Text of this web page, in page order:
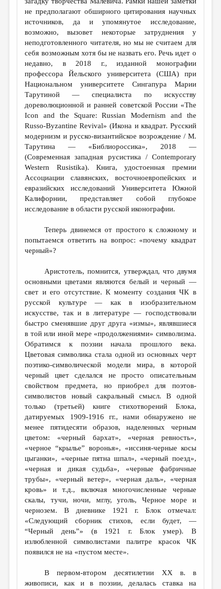
не предполагают обширного цитирования научных
источников, да и упомянутое исследование,
возможно, вызовет некоторые затруднения у
неподготовленного читателя, но мы не считаем для
себя возможным хотя бы не назвать его. Речь идет о
недавно, в 2018 г., изданной монографии
профессора Йельского университета (США) при
Национальном университете Сингапура Марии
Тарутиной — специалиста по искусству
дореволюционной и ранней советской России «The
Icon and the Square: Russian Modernism and the
Russo-Byzantine Revival» (Икона и квадрат. Русский
модернизм и русско-византийское возрождение / М.
Тарутина — «Библиороссика», 2018 —
(Современная западная русистика / Contemporary
Western Rusistika). Книга, удостоенная премии
Ассоциации славянских, восточноевропейских и
евразийских исследований Университета Южной
Калифорнии, представляет собой глубокое
исследование в области русской иконографии.
Теперь двинемся от простого к сложному и
попытаемся ответить на вопрос: «почему квадрат
черный»?
Аристотель, помнится, утверждал, что двумя
основными цветами являются белый и черный —
свет и его отсутствие. К моменту создания ЧК в
русской культуре — как в изобразительном
искусстве, так и в литературе — господствовали
быстро сменявшие друг друга «измы», являвшиеся
в той или иной мере «продолжениями» символизма.
Обратимся к поэзии начала прошлого века.
Цветовая символика стала одной из основных черт
поэтико-символической модели мира, в которой
черный цвет сделался не просто описательным
свойством предмета, но приобрел для поэтов-
символистов новый сакральный смысл. В одной
только (третьей) книге стихотворений Блока,
датируемых 1909-1916 гг., нами обнаружено не
менее пятидесяти образов, наделенных черным
цветом: «черный бархат», «черная ревность»,
«черное “крылье” воронья», «иссиня-черные косы
цыганки», «черные пятна шпал», «черный поезд»,
«черная и дикая судьба», «черные фабричные
трубы», «черный ветер», «черная даль», «черная
кровь» и т.д., включая многочисленные черные
скалы, тучи, ночи, мглу, уголь, Черное море и
чернозем. В дневнике 1921 г. Блок отмечал:
«Следующий сборник стихов, если будет, —
“Черный день”» (в 1921 г. Блок умер). В
излюбленной символистами палитре красок ЧК
появился не на «пустом месте».
В первом-втором десятилетии XX в. в
живописи, как и в поэзии, делалась ставка на